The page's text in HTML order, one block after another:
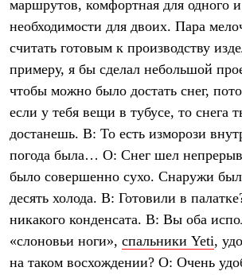
маршрутов, комфортная для одного
необходимости для двоих. Пара
считать готовым к производству
примеру, я бы сделал небольшой
чтобы можно было достать снег,
если у тебя вещи в тубусе, то снега
достанешь. В: То есть изморози
погода была… О: Снег шел
было совершенно сухо. Снаружи
десять холода. В: Готовили в
никакого конденсата. В: Вы оба
«слоновьи ноги», спальники Yeti,
на таком восхождении? О: Очень